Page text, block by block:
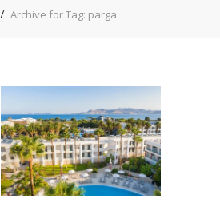
Archive for Tag: parga